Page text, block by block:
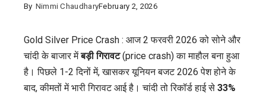
By Nimmi ChaudharyFebruary 2, 2026
Gold Silver Price Crash : आज 2 फरवरी 2026 को सोने और
चांदी के बाजार मेंबड़ी गिरावट(price crash) का माहौल बना हुआ
है। पिछले 1-2 दिनों में, खासकर यूनियन बजट 2026 पेश होने के
बाद, कीमतों में भारी गिरावट आई है। चांदी तो रिकॉर्ड हाई से 33%